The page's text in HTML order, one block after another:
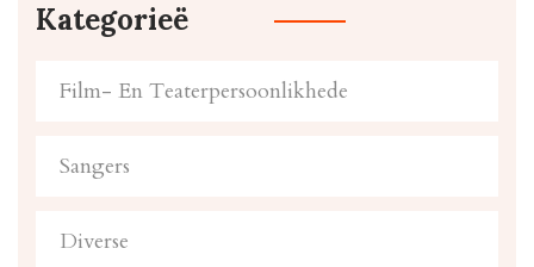
Kategorieë
Film- En Teaterpersoonlikhede
Sangers
Diverse